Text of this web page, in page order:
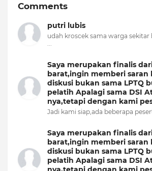
Comments
putri lubis
udah kroscek sama warga
Saya merupakan finalis
barat,ingin memberi saran
diskusi bukan sama LPTQ
pelatih Apalagi sama DSI
nya,tetapi dengan kami
Jadi kami siap,ada beberapa
Saya merupakan finalis
barat,ingin memberi saran
diskusi bukan sama LPTQ
pelatih Apalagi sama DSI